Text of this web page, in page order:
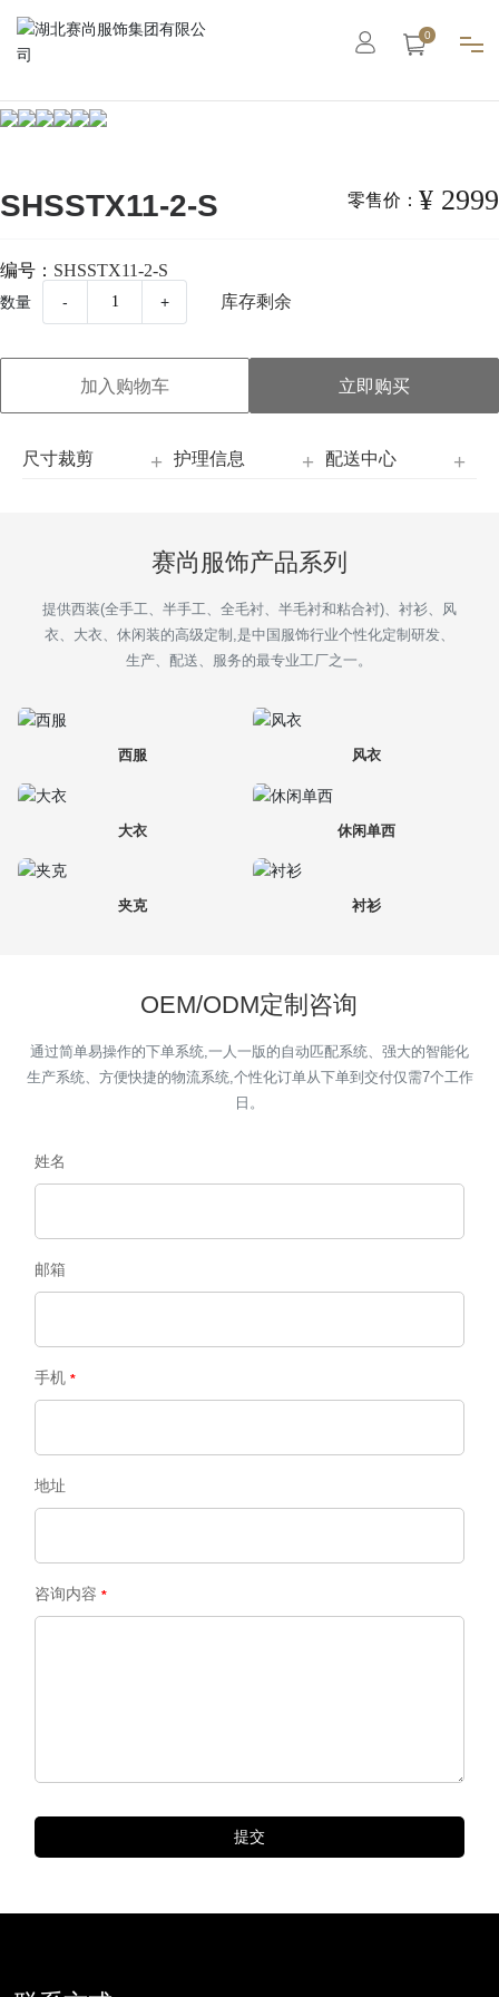
首页
成衣系列
职业装
联系我们
0
SHSSTX11-2-S 零售价： ¥ 2999
编号： SHSSTX11-2-S
数量 - + 库存剩余
加入购物车 立即购买
尺寸裁剪 护理信息 配送中心
赛尚服饰产品系列
提供西装(全手工、半手工、全毛衬、半毛衬和粘合衬)、衬衫、风
衣、大衣、休闲装的高级定制,是中国服饰行业个性化定制研发、
生产、配送、服务的最专业工厂之一。
西服 风衣
大衣 休闲单西
夹克 衬衫
OEM/ODM定制咨询
通过简单易操作的下单系统,一人一版的自动匹配系统、强大的智能化
生产系统、方便快捷的物流系统,个性化订单从下单到交付仅需7个工作
日。
姓名
邮箱
手机
地址
咨询内容
提交